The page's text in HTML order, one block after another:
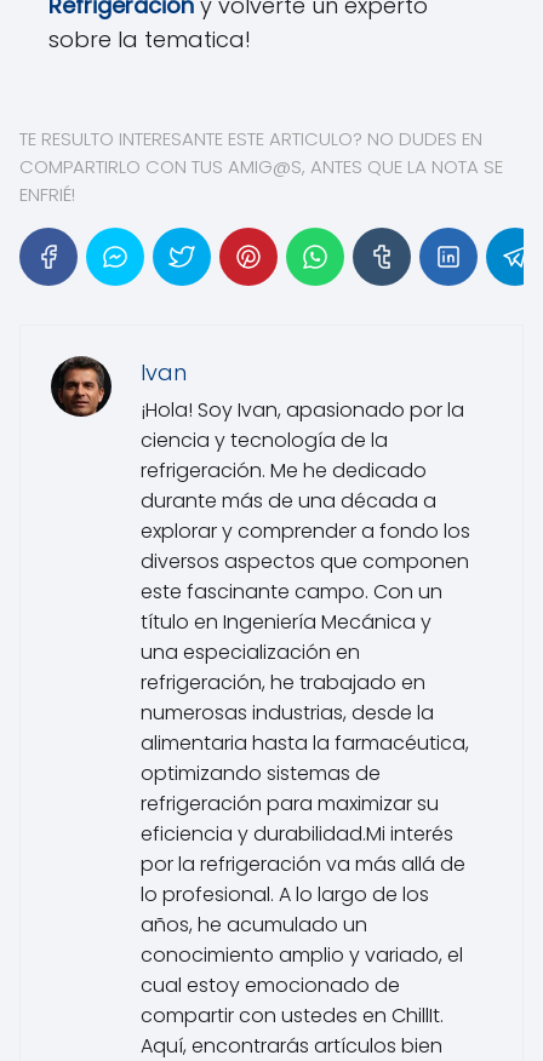
sobre la tematica!
TE RESULTO INTERESANTE ESTE ARTICULO? NO DUDES EN
COMPARTIRLO CON TUS AMIG@S, ANTES QUE LA NOTA SE
ENFRIÉ!
Ivan
¡Hola! Soy Ivan, apasionado por la
ciencia y tecnología de la
refrigeración. Me he dedicado
durante más de una década a
explorar y comprender a fondo los
diversos aspectos que componen
este fascinante campo. Con un
título en Ingeniería Mecánica y
una especialización en
refrigeración, he trabajado en
numerosas industrias, desde la
alimentaria hasta la farmacéutica,
optimizando sistemas de
refrigeración para maximizar su
eficiencia y durabilidad.Mi interés
por la refrigeración va más allá de
lo profesional. A lo largo de los
años, he acumulado un
conocimiento amplio y variado, el
cual estoy emocionado de
compartir con ustedes en ChillIt.
Aquí, encontrarás artículos bien